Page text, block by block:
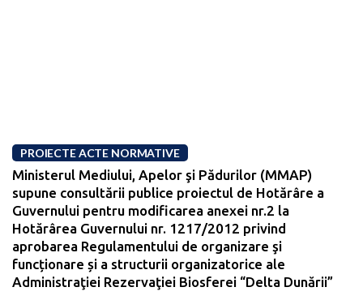
PROIECTE ACTE NORMATIVE
Ministerul Mediului, Apelor şi Pădurilor (MMAP)
supune consultării publice proiectul de Hotărâre a
Guvernului pentru modificarea anexei nr.2 la
Hotărârea Guvernului nr. 1217/2012 privind
aprobarea Regulamentului de organizare şi
funcționare și a structurii organizatorice ale
Administraţiei Rezervaţiei Biosferei “Delta Dunării”